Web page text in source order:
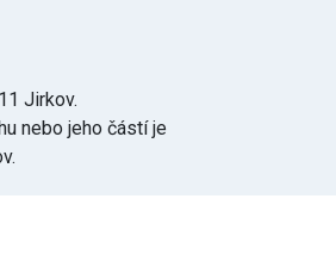
Jirkov.
nebo jeho částí je